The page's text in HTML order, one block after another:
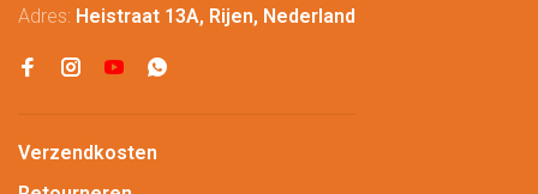
Adres: Heistraat 13A, Rijen, Nederland
Verzendkosten